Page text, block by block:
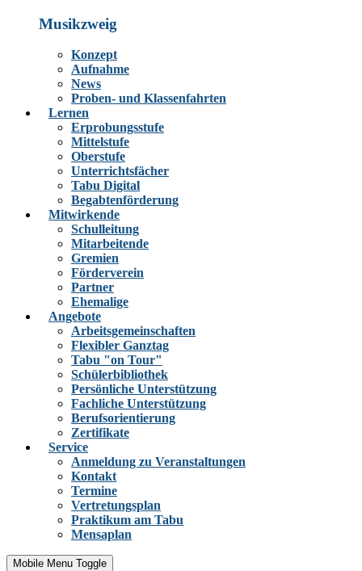
Musikzweig
Konzept
Aufnahme
News
Proben- und Klassenfahrten
Lernen
Erprobungsstufe
Mittelstufe
Oberstufe
Unterrichtsfächer
Tabu Digital
Begabtenförderung
Mitwirkende
Schulleitung
Mitarbeitende
Gremien
Förderverein
Partner
Ehemalige
Angebote
Arbeitsgemeinschaften
Flexibler Ganztag
Tabu "on Tour"
Schülerbibliothek
Persönliche Unterstützung
Fachliche Unterstützung
Berufsorientierung
Zertifikate
Service
Anmeldung zu Veranstaltungen
Kontakt
Termine
Vertretungsplan
Praktikum am Tabu
Mensaplan
Mobile Menu Toggle